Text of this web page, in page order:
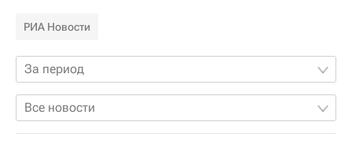
РИА Новости
За период
Все новости